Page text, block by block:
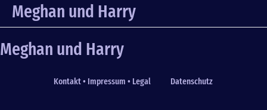
Meghan und Harry
Meghan und Harry
Fußzeile
Kontakt • Impressum • Legal Datenschutz